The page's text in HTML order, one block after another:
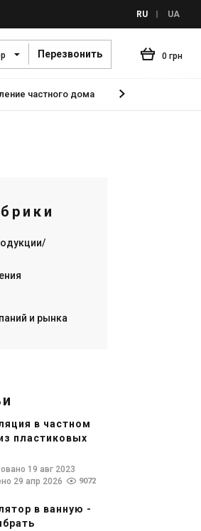
RU UA
Перезвонить 0 грн
частного дома Газовый или
и рынка
в частном
пластиковых
19 авг 2023
29 апр 2026
9072
в ванную -